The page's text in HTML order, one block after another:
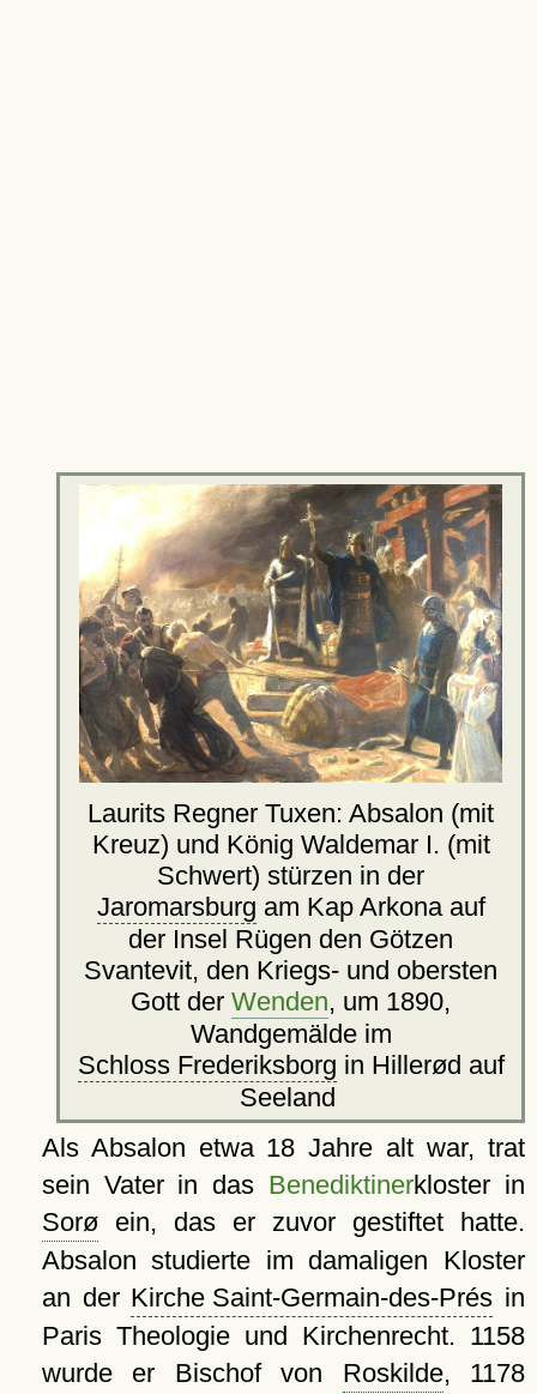
Laurits Regner Tuxen: Absalon (mit
Kreuz) und König Waldemar I. (mit
Schwert) stürzen in der
Jaromarsburg am Kap Arkona auf
der Insel Rügen den Götzen
Svantevit, den Kriegs- und obersten
Gott derWenden, um 1890,
Wandgemälde im
Schloss Frederiksborg in Hillerød auf
Seeland
Als Absalon etwa 18 Jahre alt war, trat
sein Vater in das Benediktinerkloster in
Sorøein, das er zuvor gestiftet hatte.
Absalon studierte im damaligen Kloster
an der Kirche Saint-Germain-des-Prés in
Paris Theologie und Kirchenrecht. 1158
wurde er Bischof von Roskilde, 1178